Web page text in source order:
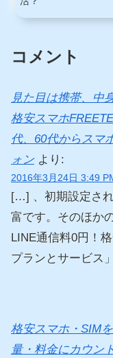
コメント
見た目は携帯、中
格安スマホ
代、60代からスマ
ォン より:
2016年3月24日 3:49
[…] 、初期設定さ
富です。そのほか
LINE通信料0円！
プランとサービス
格安スマホ・SIM
量・料金にカウン